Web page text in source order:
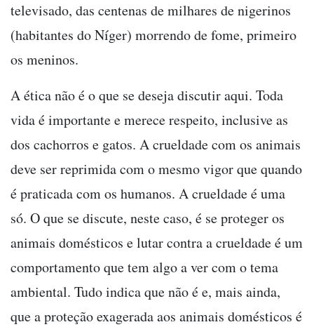
televisado, das centenas de milhares de nigerinos
(habitantes do Níger) morrendo de fome, primeiro
os meninos.
A ética não é o que se deseja discutir aqui. Toda
vida é importante e merece respeito, inclusive as
dos cachorros e gatos. A crueldade com os animais
deve ser reprimida com o mesmo vigor que quando
é praticada com os humanos. A crueldade é uma
só. O que se discute, neste caso, é se proteger os
animais domésticos e lutar contra a crueldade é um
comportamento que tem algo a ver com o tema
ambiental. Tudo indica que não é e, mais ainda,
que a proteção exagerada aos animais domésticos é